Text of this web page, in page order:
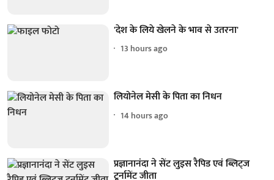
'देश के लिये खेलने के भाव से उतरना'
13 hours ago
लियोनेल मेसी के पिता का निधन
14 hours ago
प्रज्ञानानंदा ने सेंट लुइस रैपिड एवं ब्लिट्ज
टूर्नामेंट जीता